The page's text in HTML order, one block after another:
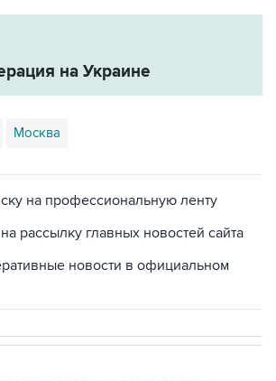
на Украине
Москва
на профессиональную ленту
рассылку главных новостей сайта
новости в официальном